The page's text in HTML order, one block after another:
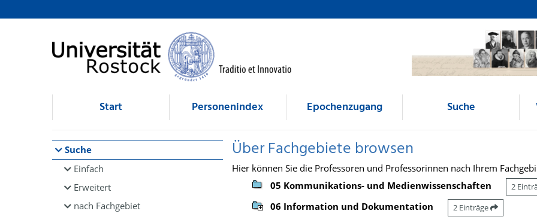
Browsen
direkt zum Inhalt
Start Personenindex Epochenzugang Suche
Suche
Einfach
Erweitert
nach Fachgebiet
Über Fachgebiete browsen
Hier können Sie die Professoren und Professorinnen nach Ihrem
05 Kommunikations- und Medienwissenschaften
2
06 Information und Dokumentation 2 Einträge